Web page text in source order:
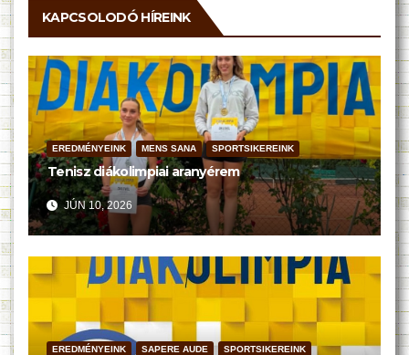
KAPCSOLODÓ HÍREINK
EREDMÉNYEINK MENS SANA SPORTSIKEREINK
Tenisz diákolimpiai aranyérem
JÚN 10, 2026
EREDMÉNYEINK SAPERE AUDE SPORTSIKEREINK